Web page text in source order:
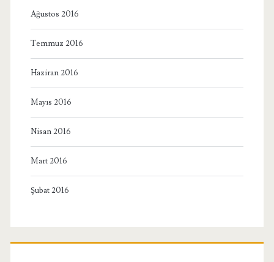
Ağustos 2016
Temmuz 2016
Haziran 2016
Mayıs 2016
Nisan 2016
Mart 2016
Şubat 2016